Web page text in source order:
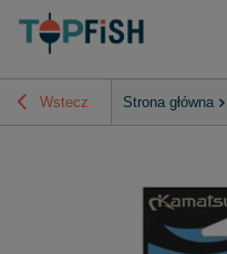
Wstecz Strona główna